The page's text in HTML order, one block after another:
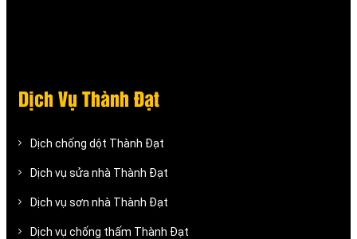
Dịch Vụ Thành Đạt
Dịch chống dột Thành Đạt
Dịch vụ sửa nhà Thành Đạt
Dịch vụ sơn nhà Thành Đạt
Dịch vụ chống thấm Thành Đạt